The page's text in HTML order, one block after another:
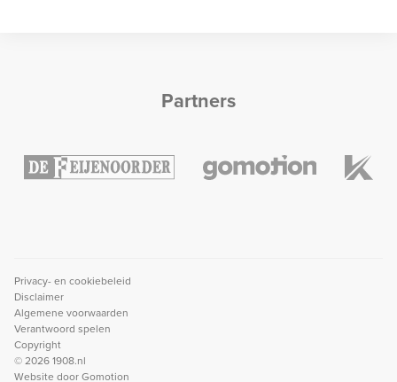
Partners
Privacy- en cookiebeleid
Disclaimer
Algemene voorwaarden
Verantwoord spelen
Copyright
© 2026 1908.nl
Website doorGomotion